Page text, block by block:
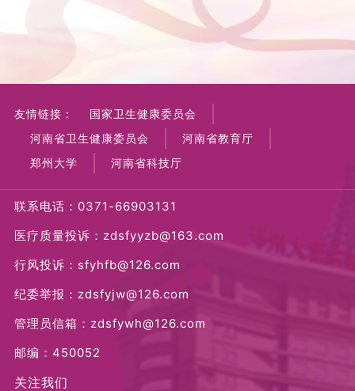
友情链接：
国家卫生健康委员会
河南省卫生健康委员会
河南省教育厅
郑州大学
河南省科技厅
联系电话：0371-66903131
医疗质量投诉：zdsfyyzb@163.com
行风投诉：sfyhfb@126.com
纪委举报：zdsfyjw@126.com
管理员信箱：zdsfywh@126.com
邮编：450052
关注我们